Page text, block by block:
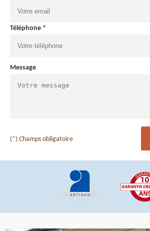
Téléphone *
Message
(*) Champs obligatoire